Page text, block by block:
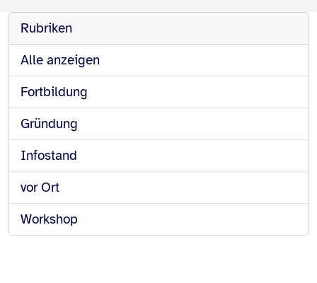
Rubriken
Alle anzeigen
Fortbildung
Gründung
Infostand
vor Ort
Workshop